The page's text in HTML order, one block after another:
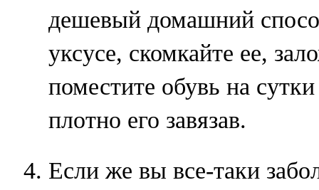
дешевый домашний
уксусе, скомкайте ее,
поместите обувь на
плотно его завязав.
Если же вы все-таки